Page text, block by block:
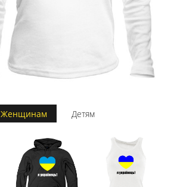
Женщинам Детям